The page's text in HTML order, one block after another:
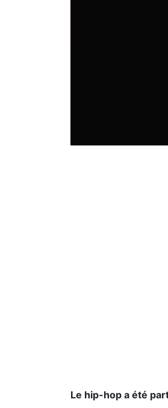
Le hip-hop a été